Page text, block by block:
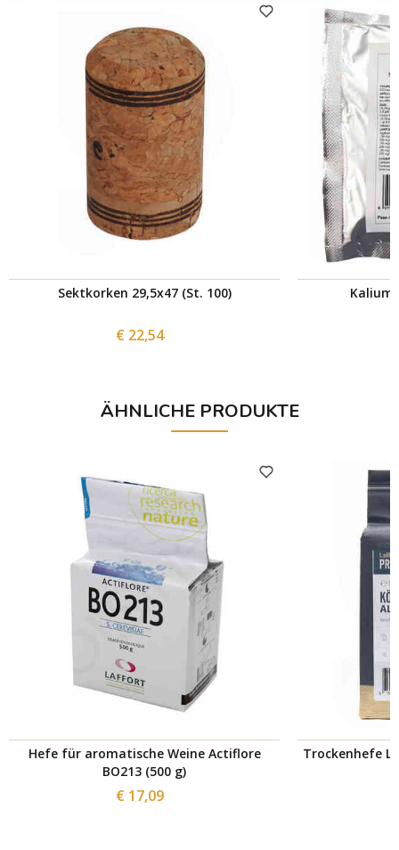
Sektkorken 29,5x47 (St. 100)
€ 22,54
ÄHNLICHE PRODUKTE
Hefe für aromatische Weine Actiflore
BO213 (500 g)
€ 17,09
Trockenhefe